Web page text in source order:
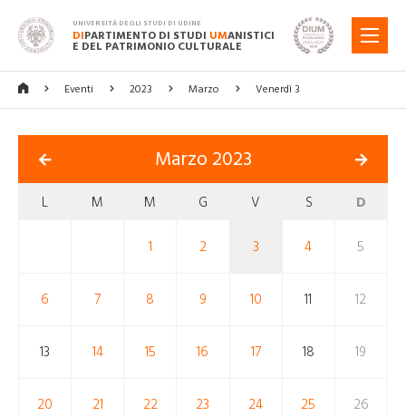
UNIVERSITÀ DEGLI STUDI DI UDINE
DIPARTIMENTO DI STUDI UMANISTICI
E DEL PATRIMONIO CULTURALE
MENU
Eventi 2023 Marzo Venerdì 3
Marzo 2023
L M M G V S D
1 2 3 4 5
6 7 8 9 10 11 12
13 14 15 16 17 18 19
20 21 22 23 24 25 26